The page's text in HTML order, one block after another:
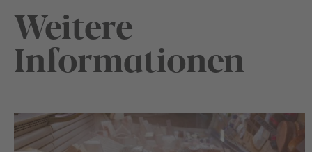
Weitere
Informationen